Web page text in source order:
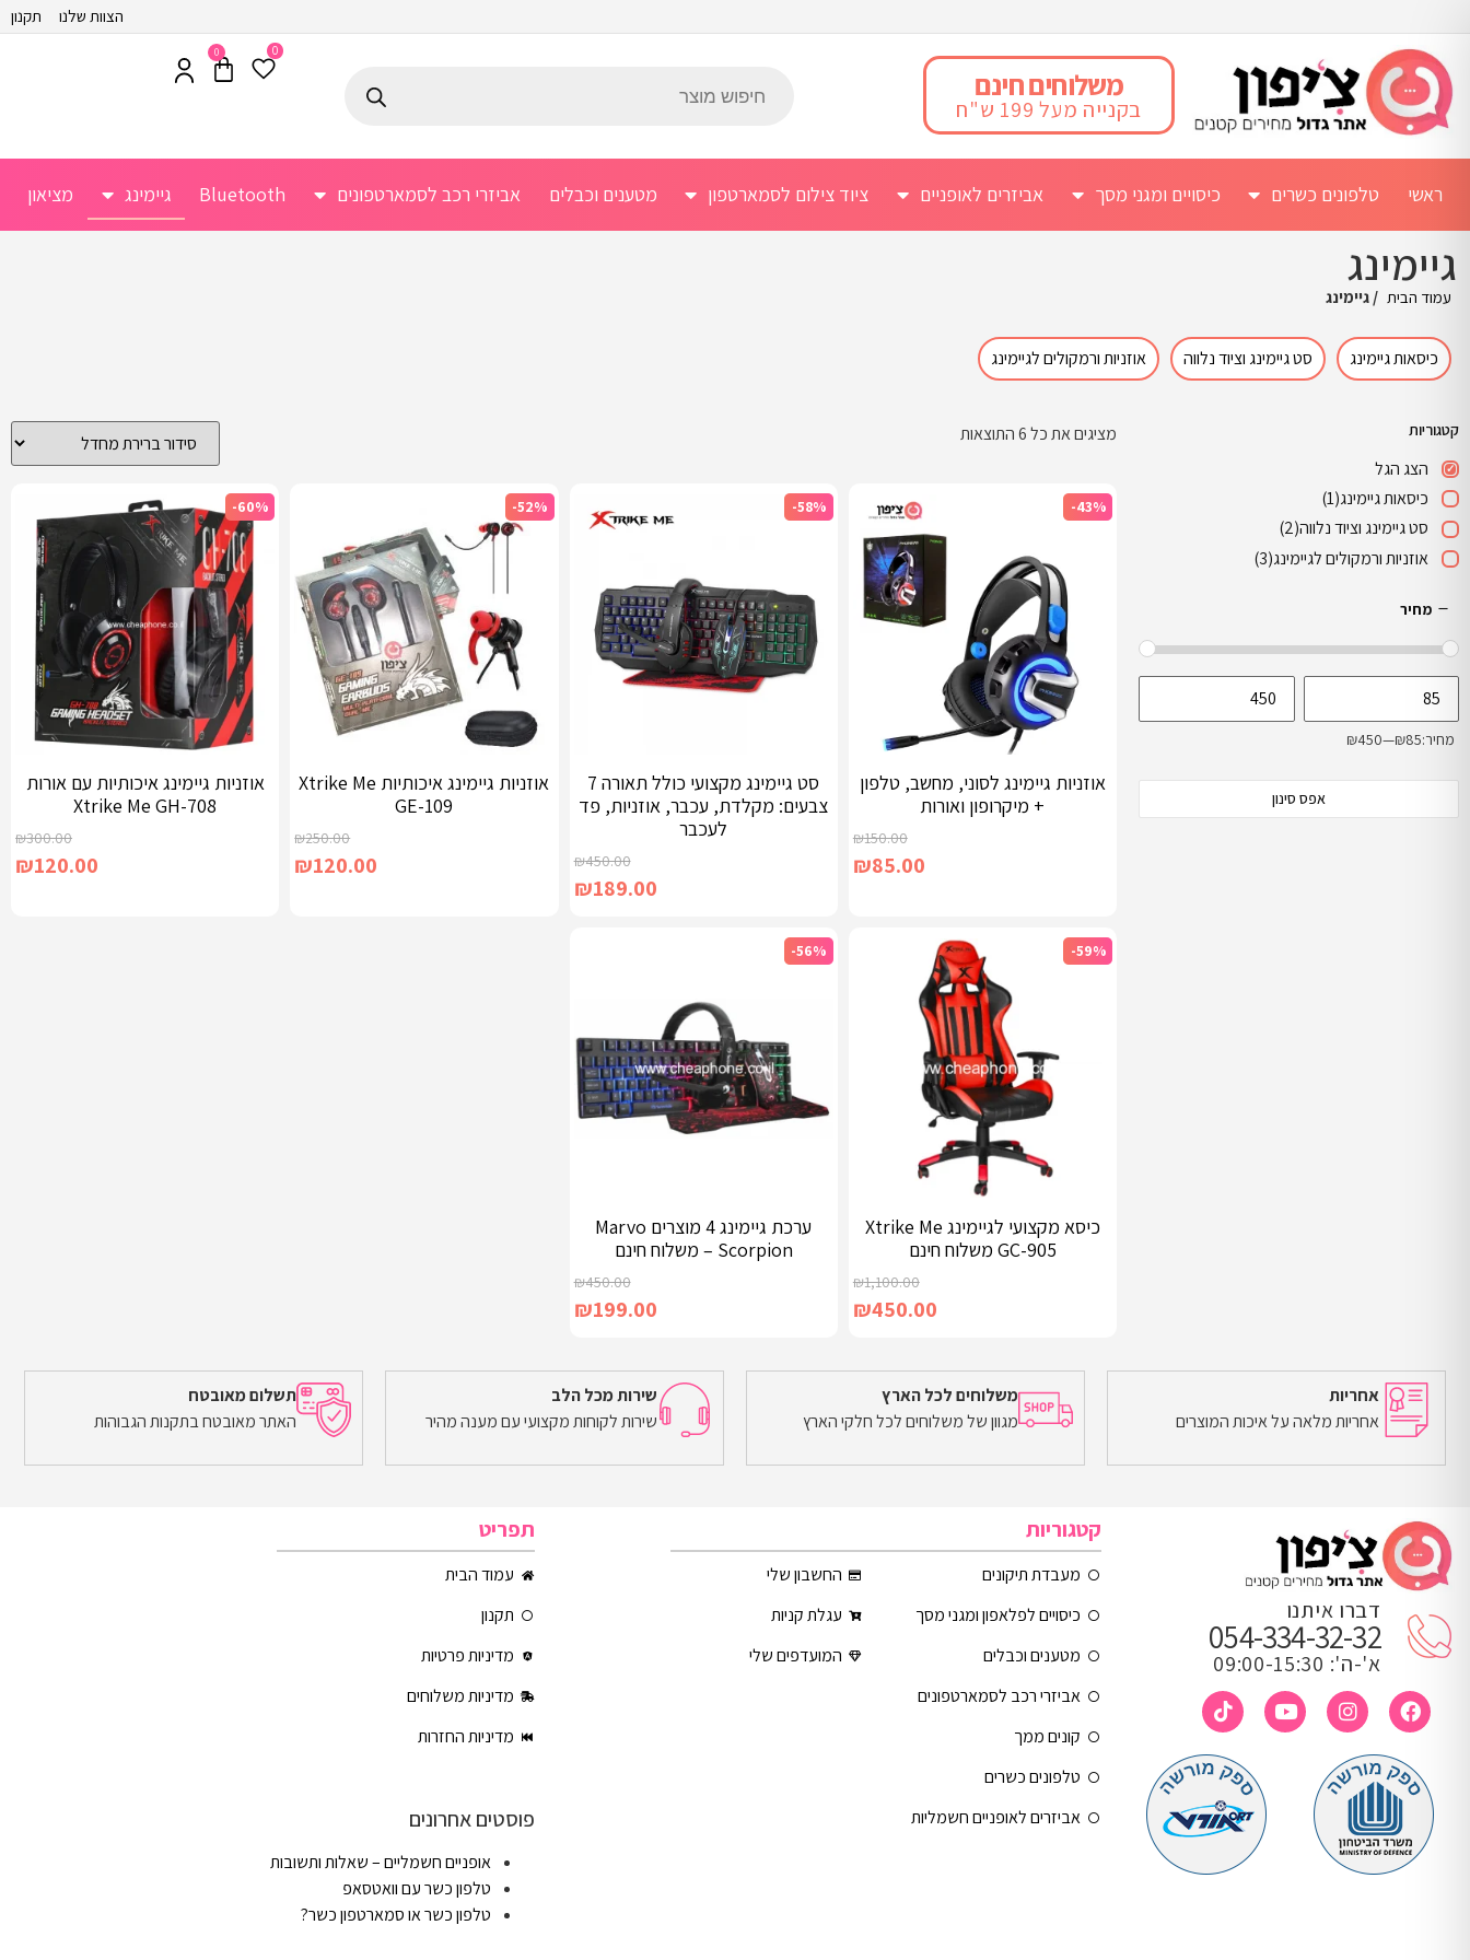
הצוות שלנו תקנון
משלוחים חינם
בקנייה מעל 199 ש"ח
0
0
ראשי טלפונים כשרים כיסויים ומגני מסך אביזרים לאופניים ציוד צילום לסמארטפון מטענים וכבלים אביזרי רכב לסמארטפונים Bluetooth גיימינג מציאון
גיימינג
עמוד הבית / גיימינג
כיסאות גיימינג סט גיימינג וציוד נלווה אוזניות ורמקולים לגיימינג
קטגוריות
הצג הגל
כיסאות גיימינג(1)
סט גיימינג וציוד נלווה(2)
אוזניות ורמקולים לגיימינג(3)
מחיר
מחיר:₪85
—
₪450
אפס סינון
מציגים את כל ⁦6⁩ התוצאות
-43%
אוזניות גיימינג לסוני, מחשב, טלפון
+ מיקרופון ואורות
₪150.00
₪85.00
-58%
סט גיימינג מקצועי כולל תאורה 7
צבעים: מקלדת, עכבר, אוזניות, פד
לעכבר
₪450.00
₪189.00
-52%
אוזניות גיימינג איכותיות Xtrike Me
GE-109
₪250.00
₪120.00
-60%
אוזניות גיימינג איכותיות עם אורות
Xtrike Me GH-708
₪300.00
₪120.00
-59%
כיסא מקצועי לגיימינג Xtrike Me
GC-905 משלוח חינם
₪1,100.00
₪450.00
הוספה לסל
-56%
ערכת גיימינג 4 מוצרים Marvo
Scorpion – משלוח חינם
₪450.00
₪199.00
הוספה לסל
אחריות
אחריות מלאה על איכות המוצרים
משלוחים לכל הארץ
מגוון של משלוחים לכל חלקי הארץ
שירות מכל הלב
שירות לקוחות מקצועי עם מענה מהיר
תשלום מאובטח
האתר מאובטח בתקנות הגבוהות
דברו איתנו
054-334-32-32
א'-ה': 09:00-15:30
קטגוריות
מעבדת תיקונים
כיסויים לפלאפון ומגני מסך
מטענים וכבלים
אביזרי רכב לסמארטפונים
קונים ממך
טלפונים כשרים
אביזרים לאופניים חשמליות
החשבון שלי
עגלת קניות
המועדפים שלי
תפריט
עמוד הבית
תקנון
מדיניות פרטיות
מדיניות משלוחים
מדיניות החזרות
פוסטים אחרונים
אופניים חשמליים – שאלות ותשובות
טלפון כשר עם וואטסאפ
טלפון כשר או סמארטפון כשר?